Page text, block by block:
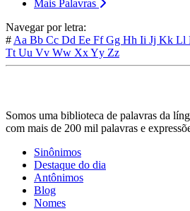
Mais Palavras
Navegar por letra:
# Aa Bb Cc Dd Ee FfGg Hh Ii Jj Kk Ll
Tt Uu Vv Ww XxYy Zz
Somos uma biblioteca de palavras da
com mais de 200 mil palavras e
Sinônimos
Destaque do dia
Antônimos
Blog
Nomes